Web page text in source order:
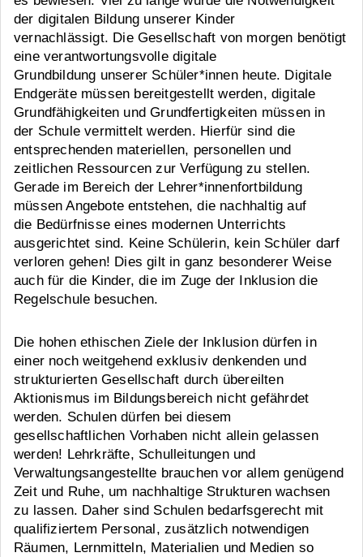
der digitalen Bildung unserer Kinder
vernachlässigt. Die Gesellschaft von morgen benötigt
eine verantwortungsvolle digitale
Grundbildung unserer Schüler*innen heute. Digitale
Endgeräte müssen bereitgestellt werden, digitale
Grundfähigkeiten und Grundfertigkeiten müssen in
der Schule vermittelt werden. Hierfür sind die
entsprechenden materiellen, personellen und
zeitlichen Ressourcen zur Verfügung zu stellen.
Gerade im Bereich der Lehrer*innenfortbildung
müssen Angebote entstehen, die nachhaltig auf
die Bedürfnisse eines modernen Unterrichts
ausgerichtet sind. Keine Schülerin, kein Schüler darf
verloren gehen! Dies gilt in ganz besonderer Weise
auch für die Kinder, die im Zuge der Inklusion die
Regelschule besuchen.
Die hohen ethischen Ziele der Inklusion dürfen in
einer noch weitgehend exklusiv denkenden und
strukturierten Gesellschaft durch übereilten
Aktionismus im Bildungsbereich nicht gefährdet
werden. Schulen dürfen bei diesem
gesellschaftlichen Vorhaben nicht allein gelassen
werden! Lehrkräfte, Schulleitungen und
Verwaltungsangestellte brauchen vor allem genügend
Zeit und Ruhe, um nachhaltige Strukturen wachsen
zu lassen. Daher sind Schulen bedarfsgerecht mit
qualifiziertem Personal, zusätzlich notwendigen
Räumen, Lernmitteln, Materialien und Medien so